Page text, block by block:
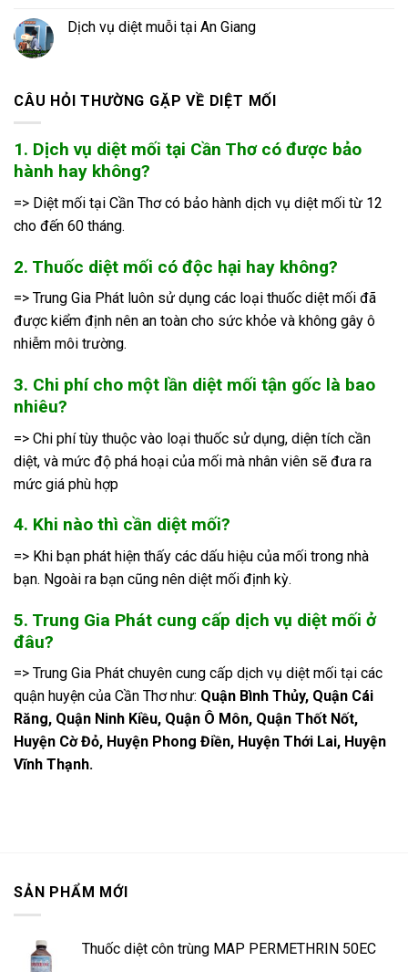
Dịch vụ diệt muỗi tại An Giang
CÂU HỎI THƯỜNG GẶP VỀ DIỆT MỐI
1. Dịch vụ diệt mối tại Cần Thơ có được bảo
hành hay không?
=> Diệt mối tại Cần Thơ có bảo hành dịch vụ diệt mối từ 12
cho đến 60 tháng.
2. Thuốc diệt mối có độc hại hay không?
=> Trung Gia Phát luôn sử dụng các loại thuốc diệt mối đã
được kiểm định nên an toàn cho sức khỏe và không gây ô
nhiễm môi trường.
3. Chi phí cho một lần diệt mối tận gốc là bao
nhiêu?
=> Chi phí tùy thuộc vào loại thuốc sử dụng, diện tích cần
diệt, và mức độ phá hoại của mối mà nhân viên sẽ đưa ra
mức giá phù hợp
4. Khi nào thì cần diệt mối?
=> Khi bạn phát hiện thấy các dấu hiệu của mối trong nhà
bạn. Ngoài ra bạn cũng nên diệt mối định kỳ.
5. Trung Gia Phát cung cấp dịch vụ diệt mối ở
đâu?
=> Trung Gia Phát chuyên cung cấp dịch vụ diệt mối tại các
quận huyện của Cần Thơ như: Quận Bình Thủy, Quận Cái
Răng, Quận Ninh Kiều, Quận Ô Môn, Quận Thốt Nốt,
Huyện Cờ Đỏ, Huyện Phong Điền, Huyện Thới Lai, Huyện
Vĩnh Thạnh.
SẢN PHẨM MỚI
Thuốc diệt côn trùng MAP PERMETHRIN 50EC